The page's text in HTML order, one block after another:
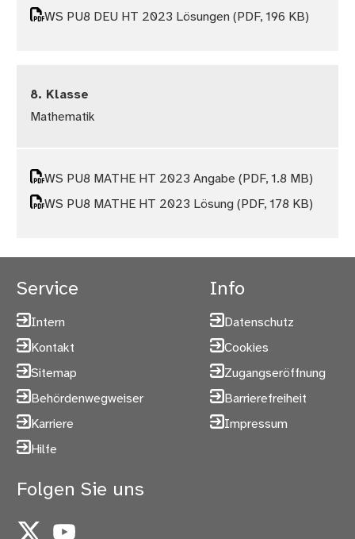
WS PU8 DEU HT 2023 Lösungen(PDF, 196 KB)
8. Klasse
Mathematik
WS PU8 MATHE HT 2023 Angabe(PDF, 1.8 MB)
WS PU8 MATHE HT 2023 Lösung(PDF, 178 KB)
Service
Intern
Kontakt
Sitemap
Behördenwegweiser
Karriere
Hilfe
Info
Datenschutz
Cookies
Zugangseröffnung
Barrierefreiheit
Impressum
Folgen Sie uns
X YouTube